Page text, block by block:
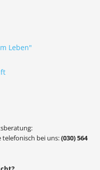
Leben"
telefonisch bei uns:(030) 564